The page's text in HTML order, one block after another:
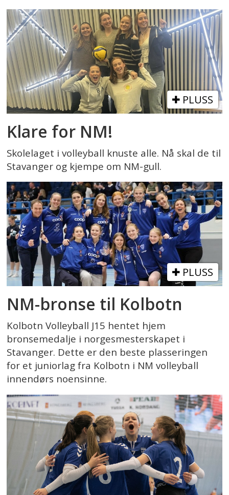
PLUSS
Klare for NM!
Skolelaget i volleyball knuste alle. Nå skal de til
Stavanger og kjempe om NM-gull.
PLUSS
NM-bronse til Kolbotn
Kolbotn Volleyball J15 hentet hjem
bronsemedalje i norgesmesterskapet i
Stavanger. Dette er den beste plasseringen
for et juniorlag fra Kolbotn i NM volleyball
innendørs noensinne.